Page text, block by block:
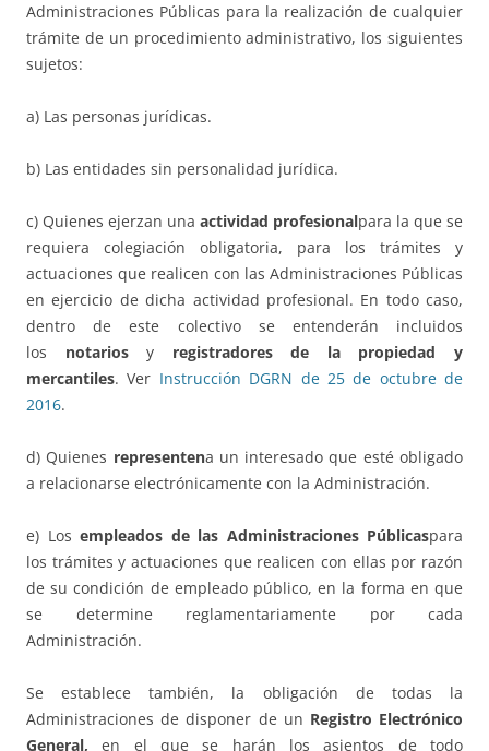
Administraciones Públicas para la realización de cualquier
trámite de un procedimiento administrativo, los siguientes
sujetos:
a) Las personas jurídicas.
b) Las entidades sin personalidad jurídica.
c) Quienes ejerzan una actividad profesionalpara la que se
requiera colegiación obligatoria, para los trámites y
actuaciones que realicen con las Administraciones Públicas
en ejercicio de dicha actividad profesional. En todo caso,
dentro de este colectivo se entenderán incluidos
los notariosy registradores de la propiedad y
mercantiles. Ver Instrucción DGRN de 25 de octubre de
2016.
d) Quienes representena un interesado que esté obligado
a relacionarse electrónicamente con la Administración.
e) Los empleados de las Administraciones Públicaspara
los trámites y actuaciones que realicen con ellas por razón
de su condición de empleado público, en la forma en que
se determine reglamentariamente por cada
Administración.
Se establece también, la obligación de todas la
Administraciones de disponer de un Registro Electrónico
General,en el que se harán los asientos de todo